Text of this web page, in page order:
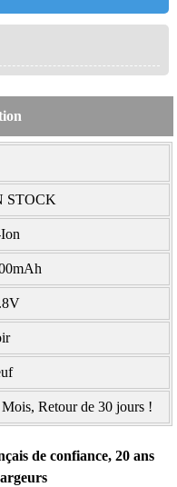
STOCK
Mois, Retour de 30 jours !
de confiance, 20 ans